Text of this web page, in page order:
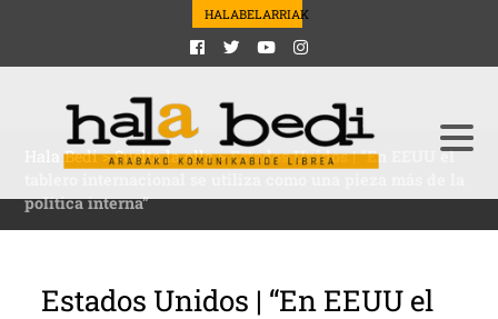
HALABELARRIAK
Hala Bedi>Suelta la olla>Estados Unidos | “En EEUU el
política interna”
Estados Unidos | “En EEUU el